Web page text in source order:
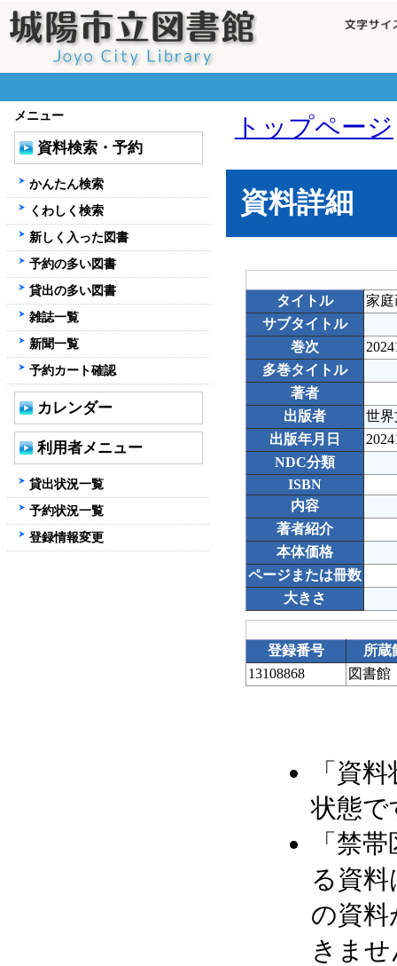
トップページ
資料詳細
タイトル
家
サブタイトル
巻次
多巻タイトル
著者
出版者
世
出版年月日
NDC分類
ISBN
内容
著者紹介
本体価格
ページまたは冊数
大きさ
登録番号
所蔵
13108868
図書館
「資
状態で
「禁
る資
の資料
きま
メニュー
資料検索・予約
かんたん検索
くわしく検索
新しく入った図書
予約の多い図書
貸出の多い図書
雑誌一覧
新聞一覧
予約カート確認
カレンダー
利用者メニュー
貸出状況一覧
予約状況一覧
登録情報変更